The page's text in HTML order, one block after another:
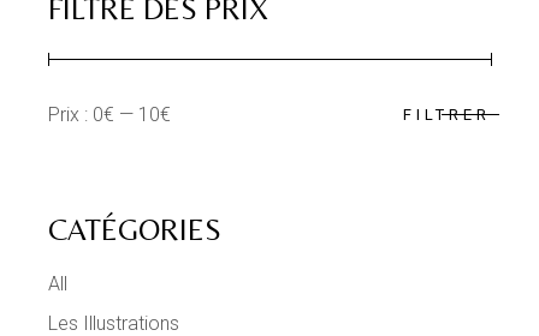
FILTRE DES PRIX
Prix
Prix
FILTRER
Prix : 0€ — 10€
CATÉGORIES
All
Les Illustrations